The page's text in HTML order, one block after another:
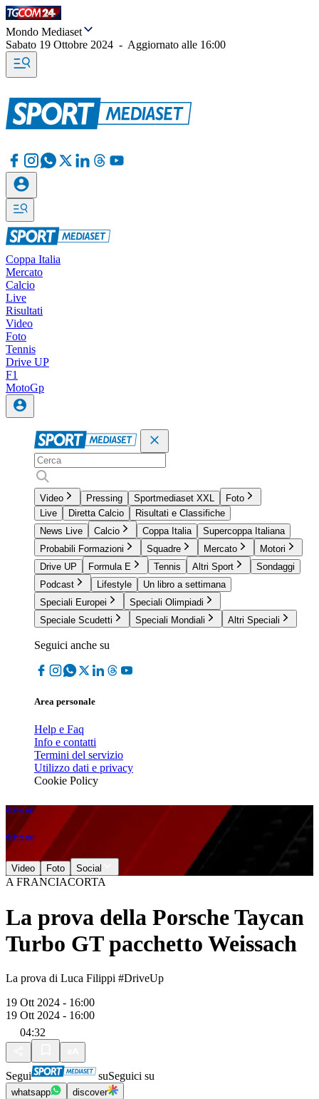
Mondo Mediaset
Sabato 19 Ottobre 2024 - Aggiornato alle 16:00
Coppa Italia
Mercato
Calcio
Live
Risultati
Video
Foto
Tennis
Drive UP
F1
MotoGp
Video Pressing Sportmediaset XXL
Foto
Live
Diretta Calcio
Risultati e Classifiche
News Live
Calcio Coppa Italia
Supercoppa Italiana
Probabili Formazioni
Squadre Mercato
Motori
Drive UP
Formula E Tennis Altri Sport
Sondaggi
Podcast
Lifestyle
Un libro a settimana
Speciali Europei
Speciali Olimpiadi
Speciale Scudetti
Speciali Mondiali Altri Speciali
Seguici anche su
Area personale
Help e Faq
Info e contatti
Termini del servizio
Utilizzo dati e privacy
Cookie Policy
drive up
drive up
Video Foto Social
A FRANCIACORTA
La prova della Porsche Taycan
Turbo GT pacchetto Weissach
La prova di Luca Filippi #DriveUp
19 Ott 2024 - 16:00
19 Ott 2024 - 16:00
04:32
Segui suSeguici su
whatsapp discover